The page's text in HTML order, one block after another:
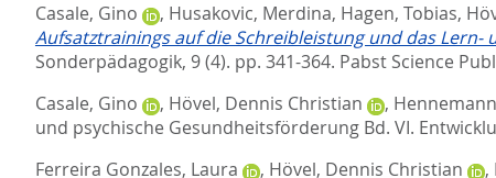
Casale, Gino
, Husakovic, Merdina, Hagen, Tobias,
Aufsatztrainings auf die Schreibleistung und das
Sonderpädagogik, 9 (4). pp. 341-364. Pabst Science
Casale, Gino
, Hövel, Dennis Christian ,
und psychische Gesundheitsförderung Bd. VI.
Ferreira Gonzales, Laura
, Hövel, Dennis Christian ,